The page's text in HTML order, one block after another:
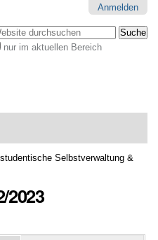
Anmelden
durchsuchen
nur im aktuellen Bereich
Selbstverwaltung &
2023